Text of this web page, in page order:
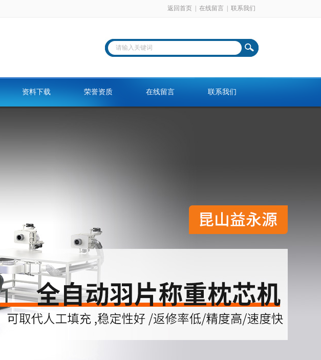
返回首页 在线留言 联系我们
资料下载 荣誉资质 在线留言 联系我们